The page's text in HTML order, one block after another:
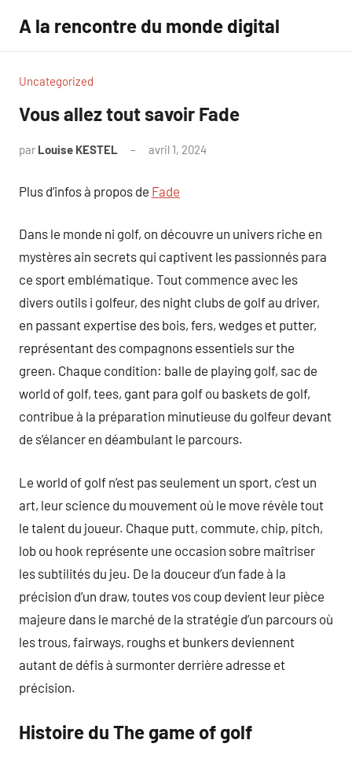
contenu
A la rencontre du monde digital
Uncategorized
Vous allez tout savoir Fade
par Louise KESTEL avril 1, 2024
Plus d’infos à propos de Fade
Dans le monde ni golf, on découvre un univers riche en
mystères ain secrets qui captivent les passionnés para
ce sport emblématique. Tout commence avec les
divers outils i golfeur, des night clubs de golf au driver,
en passant expertise des bois, fers, wedges et putter,
représentant des compagnons essentiels sur the
green. Chaque condition: balle de playing golf, sac de
world of golf, tees, gant para golf ou baskets de golf,
contribue à la préparation minutieuse du golfeur devant
de s’élancer en déambulant le parcours.
Le world of golf n’est pas seulement un sport, c’est un
art, leur science du mouvement où le move révèle tout
le talent du joueur. Chaque putt, commute, chip, pitch,
lob ou hook représente une occasion sobre maîtriser
les subtilités du jeu. De la douceur d’un fade à la
précision d’un draw, toutes vos coup devient leur pièce
majeure dans le marché de la stratégie d’un parcours où
les trous, fairways, roughs et bunkers deviennent
autant de défis à surmonter derrière adresse et
précision.
Histoire du The game of golf